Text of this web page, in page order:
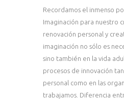
Recordamos el inmenso
Imaginación para nuestro
renovación personal y
imaginación no sólo es
sino también en la vida
procesos de innovación
personal como en las
trabajamos. Diferencia